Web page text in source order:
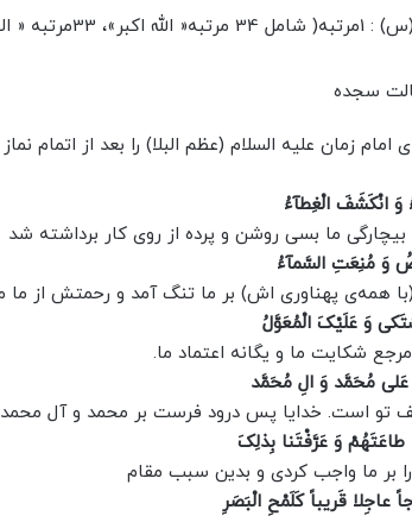
زمان علیه السلام (عظم البلا) را بعد از اتمام
وَ انْکَشَفَ الْغِطآءُ
ما بسی روشن و پرده از روی کار برداشته شد
وَ مُنِعَتِ السَّمآءُ
همه‌ی پهناوری اش) بر ما تنگ آمد و رحمتش از ما
وَ عَلَیْکَ الْمُعَوَّلُ
شکایت ما و یگانه اعتماد ما.
عَلى مُحَمَّد وَ الِ مُحَمَّد
تو است. خدایا پس درود فرست بر محمد و آل
طاعَتَهُمْ وَ عَرَّفْتَنا بِذلِکَ
را بر ما واجب کردى و بدین سبب مقام
عاجِلا قَریباً کَلَمْحِ الْبَصَرِ